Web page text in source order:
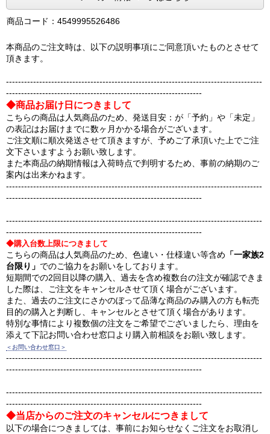
商品コード：4549995526486
本商品のご注文時は、以下の説明事項にご同意頂いたものとさせて
頂きます。
-------------------------------------------------------------------------------------
-----------------------------------------------------------------
◆商品お届け日につきまして
こちらの商品は人気商品のため、発送目安：が「予約」や「未定」
の表記はお届けまでに数ヶ月かかる場合がございます。
ご注文順に順次発送させて頂きますが、予めご了承頂いた上でご注
文下さいますようお願い致します。
また本商品の納期情報は入荷時点で判明するため、事前の納期のご
案内は出来かねます。
-------------------------------------------------------------------------------------
-----------------------------------------------------------------
-------------------------------------------------------------------------------------
-----------------------------------------------------------------
◆購入台数上限につきまして
こちらの商品は人気商品のため、色違い・仕様違い等含め 「一家族2
台限り」 でのご協力をお願いをしております。
短期間での2回目以降の購入、過去を含め複数台の注文が確認できま
した際は、ご注文をキャンセルさせて頂く場合がございます。
また、過去のご注文にさかのぼって品薄な商品のみ購入の方も転売
目的の購入と判断し、キャンセルとさせて頂く場合があります。
特別な事情により複数個の注文をご希望でございましたら、理由を
添えて下記お問い合わせ窓口より購入前相談をお願い致します。
＜お問い合わせ窓口＞
-------------------------------------------------------------------------------------
-----------------------------------------------------------------
-------------------------------------------------------------------------------------
-----------------------------------------------------------------
◆当店からのご注文のキャンセルにつきまして
以下の場合につきましては、事前にお知らせなくご注文をお取消し